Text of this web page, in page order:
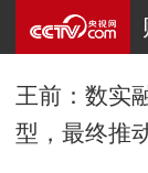
王前：数实
型，最终推